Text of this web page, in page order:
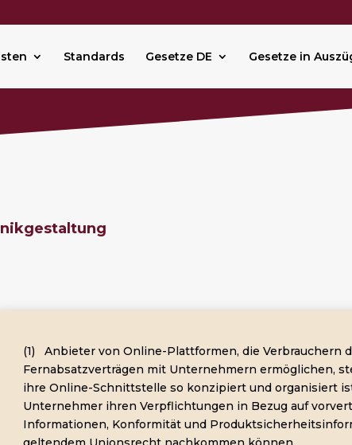
Standards Gesetze DE Gesetze in
(1) Anbieter von Online-Plattformen, die Verbrauchern
Fernabsatzverträgen mit Unternehmern ermöglichen,
ihre Online-Schnittstelle so konzipiert und organisiert
Unternehmer ihren Verpflichtungen in Bezug auf
Informationen, Konformität und